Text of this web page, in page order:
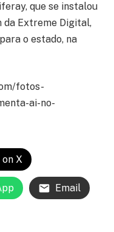
que se instalou
da Extreme Digital,
o estado, na
fotos-
ai-no-
on X
Email